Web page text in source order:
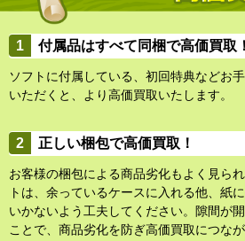
付属品はすべて同梱で高価買取！
ソフトに付属している、初回特典などお
いただくと、より高価買取いたします。
正しい梱包で高価買取！
お客様の梱包による商品劣化もよく見ら
トは、余っているケースに入れる他、紙
いかないよう工夫してください。隙間が
ことで、商品劣化を防ぎ高価買取につなが